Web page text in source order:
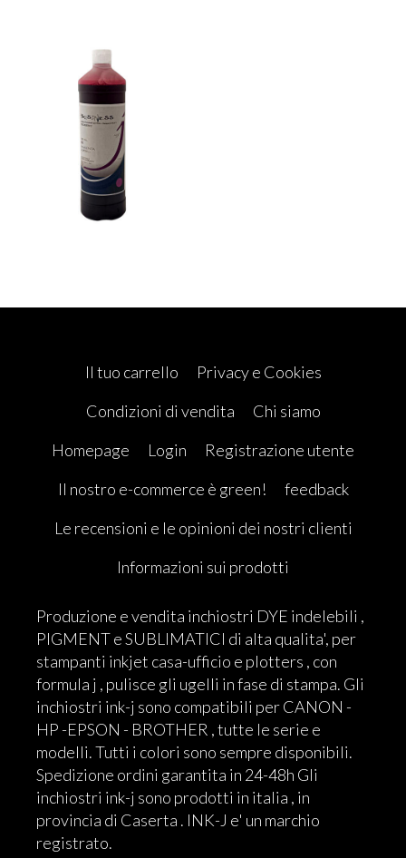
Il tuo carrello
Privacy e Cookies
Condizioni di vendita
Chi siamo
Homepage
Login
Registrazione utente
Il nostro e-commerce è green!
feedback
Le recensioni e le opinioni dei nostri clienti
Informazioni sui prodotti
Produzione e vendita inchiostri DYE indelebili ,
PIGMENT e SUBLIMATICI di alta qualita', per
stampanti inkjet casa-ufficio e plotters , con
formula j , pulisce gli ugelli in fase di stampa. Gli
inchiostri ink-j sono compatibili per CANON -
HP -EPSON - BROTHER , tutte le serie e
modelli. Tutti i colori sono sempre disponibili.
Spedizione ordini garantita in 24-48h Gli
inchiostri ink-j sono prodotti in italia , in
provincia di Caserta . INK-J e' un marchio
registrato.